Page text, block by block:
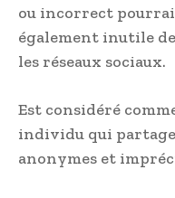
ou incorrect
également inutile
les réseaux sociaux.
Est considéré
individu qui
anonymes et